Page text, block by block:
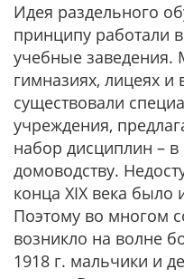
Идея раздельного
принципу работали
учебные заведения.
гимназиях, лицеях и
существовали
учреждения,
набор дисциплин –
домоводству.
конца XIX века
Поэтому во многом
возникло на волне
1918 г. мальчики и